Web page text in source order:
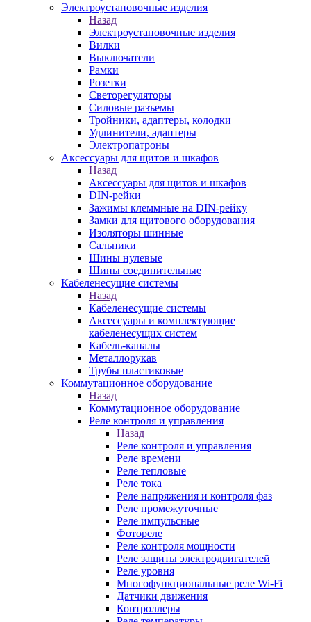
Электроустановочные изделия
Назад
Электроустановочные изделия
Вилки
Выключатели
Рамки
Розетки
Светорегуляторы
Силовые разъемы
Тройники, адаптеры, колодки
Удлинители, адаптеры
Электропатроны
Аксессуары для щитов и шкафов
Назад
Аксессуары для щитов и шкафов
DIN-рейки
Зажимы клеммные на DIN-рейку
Замки для щитового оборудования
Изоляторы шинные
Сальники
Шины нулевые
Шины соединительные
Кабеленесущие системы
Назад
Кабеленесущие системы
Аксессуары и комплектующие
кабеленесущих систем
Кабель-каналы
Металлорукав
Трубы пластиковые
Коммутационное оборудование
Назад
Коммутационное оборудование
Реле контроля и управления
Назад
Реле контроля и управления
Реле времени
Реле тепловые
Реле тока
Реле напряжения и контроля фаз
Реле промежуточные
Реле импульсные
Фотореле
Реле контроля мощности
Реле защиты электродвигателей
Реле уровня
Многофункциональные реле Wi-Fi
Датчики движения
Контроллеры